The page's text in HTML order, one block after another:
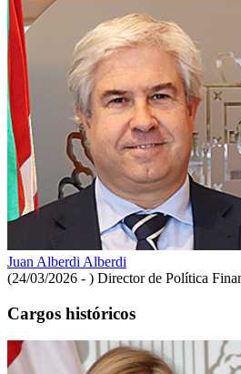
Juan Alberdi Alberdi
(24/03/2026 - ) Director de Política
Cargos históricos